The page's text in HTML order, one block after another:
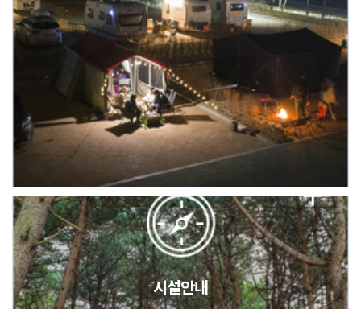
캠핑장(9월1일~6일) 미운영 공지
[6/1]전산시스템 점검 및 안정화에 따른 서비스 이용 제한 안내
시설안내